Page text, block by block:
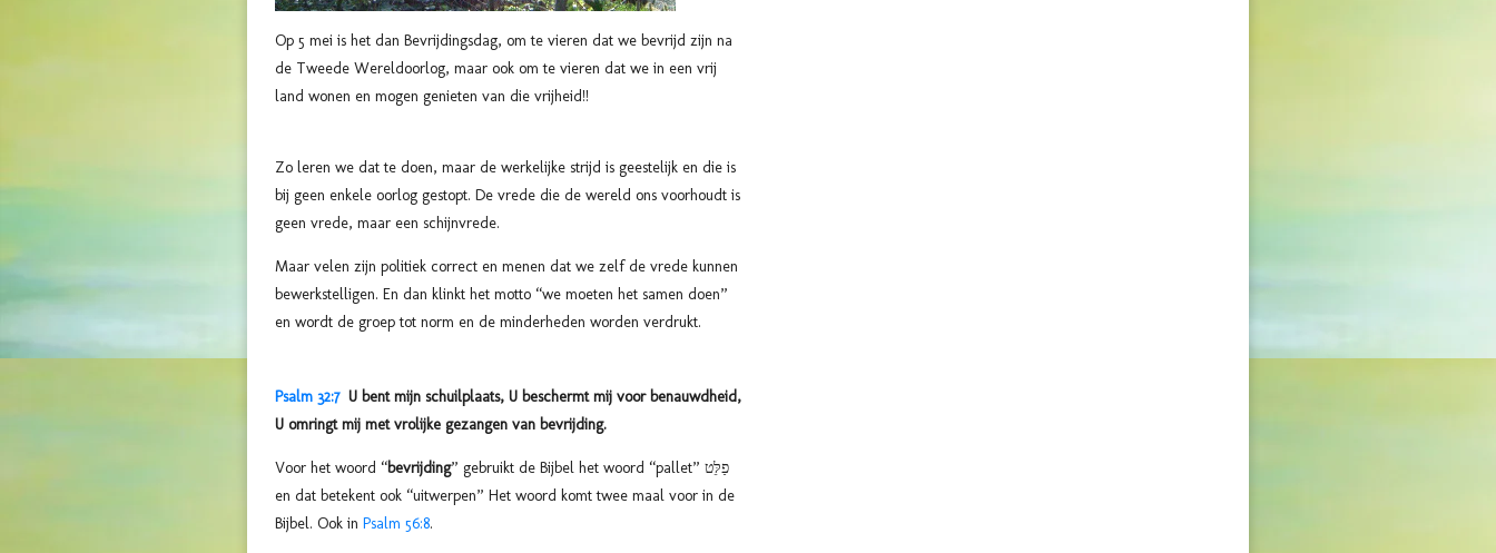
Op 5 mei is het dan Bevrijdingsdag, om te vieren dat we bevrijd zijn na
de Tweede Wereldoorlog, maar ook om te vieren dat we in een vrij
land wonen en mogen genieten van die vrijheid!!
Zo leren we dat te doen, maar de werkelijke strijd is geestelijk en die is
bij geen enkele oorlog gestopt. De vrede die de wereld ons voorhoudt is
geen vrede, maar een schijnvrede.
Maar velen zijn politiek correct en menen dat we zelf de vrede kunnen
bewerkstelligen. En dan klinkt het motto “we moeten het samen doen”
en wordt de groep tot norm en de minderheden worden verdrukt.
Psalm 32:7U bent mijn schuilplaats, U beschermt mij voor benauwdheid,
U omringt mij met vrolijke gezangen van bevrijding.
Voor het woord “bevrijding” gebruikt de Bijbel het woord “pallet” פַלֵּט
en dat betekent ook “uitwerpen” Het woord komt twee maal voor in de
Bijbel. Ook in Psalm 56:8.